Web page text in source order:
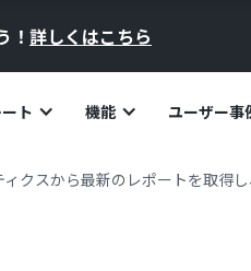
！ 詳しくはこちら
ト 機能 ユーザー事
クスから最新のレポートを取得